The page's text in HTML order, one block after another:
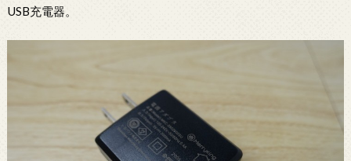
USB充電器。